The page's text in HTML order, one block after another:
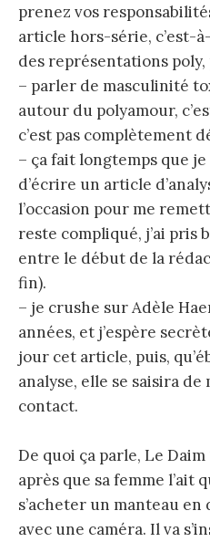
prenez vos
article hors-série, c’est-
des représentations
– parler de masculinité
autour du polyamour,
c’est pas complètement
– ça fait longtemps que je
d’écrire un article
l’occasion pour me
reste compliqué, j’ai pris
entre le début de la
fin).
– je crushe sur Adèle
années, et j’espère
jour cet article, puis,
analyse, elle se saisira
contact.
De quoi ça parle, Le
après que sa femme l’ait
s’acheter un manteau
avec une caméra. Il va